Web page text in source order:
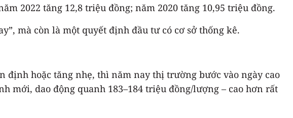
2022 tăng 12,8 triệu đồng; năm 2020 tăng 10,95 triệu đồng.
mà còn là một quyết định đầu tư có cơ sở thống kê.
hoặc tăng nhẹ, thì năm nay thị trường bước vào ngày cao
mới, dao động quanh 183–184 triệu đồng/lượng – cao hơn rất